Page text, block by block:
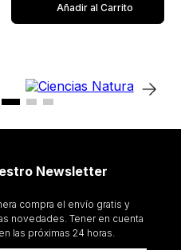
Añadir al Carrito
Newsletter
compra el envío gratis y
novedades. Tener en cuenta
las próximas 24 horas.